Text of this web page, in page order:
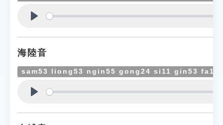
海陸音
sam53 liong53 ngin55 gong24 si11 gin53 fa11